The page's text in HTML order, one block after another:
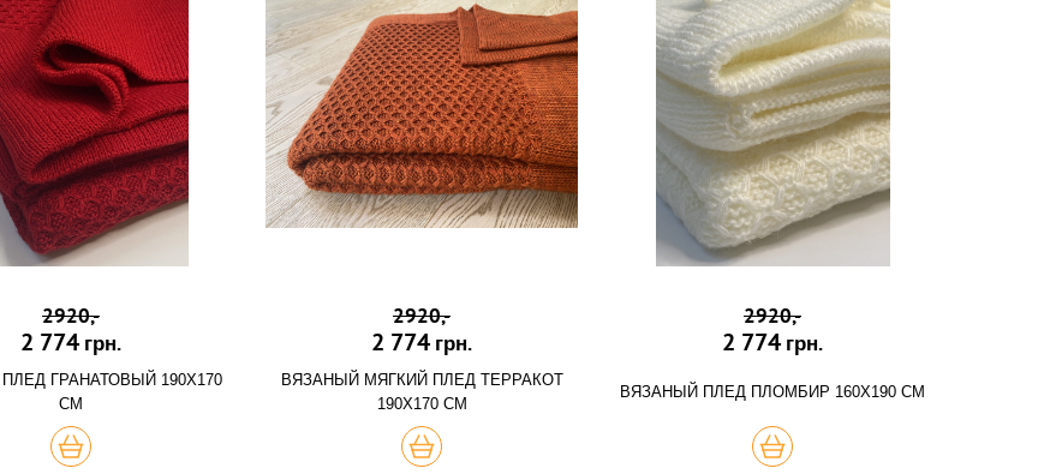
2920,-
2 774 грн.
ГРАНАТОВЫЙ 190Х170
СМ
ХОЧУ
2920,-
2 774 грн.
ВЯЗАНЫЙ МЯГКИЙ ПЛЕД ТЕРРАКОТ
190Х170 СМ
ХОЧУ
2920,-
2 774 грн.
ВЯЗАНЫЙ ПЛЕД ПЛОМБИР 160Х190 СМ
ХОЧУ